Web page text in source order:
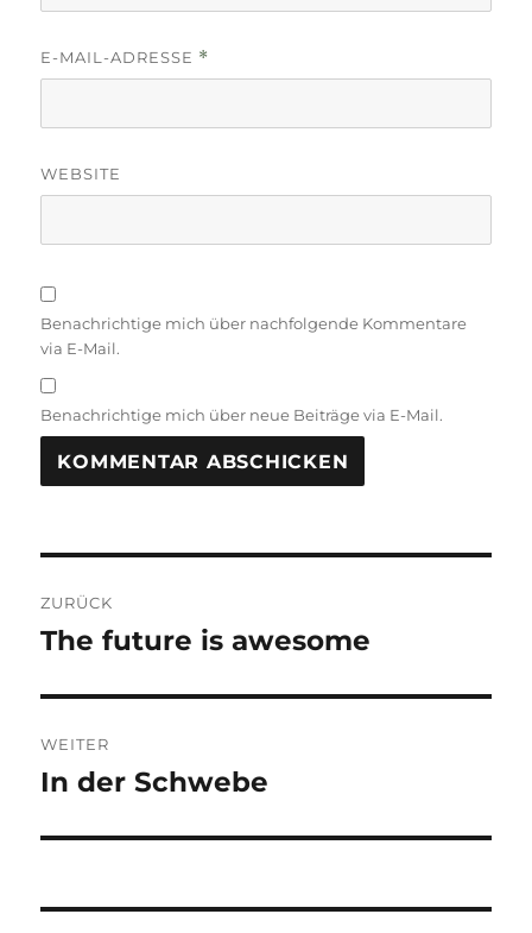
E-MAIL-ADRESSE *
WEBSITE
Benachrichtige mich über nachfolgende Kommentare
via E-Mail.
Benachrichtige mich über neue Beiträge via E-Mail.
ZURÜCK
Vorheriger
The future is awesome
WEITER
Nächster
In der Schwebe